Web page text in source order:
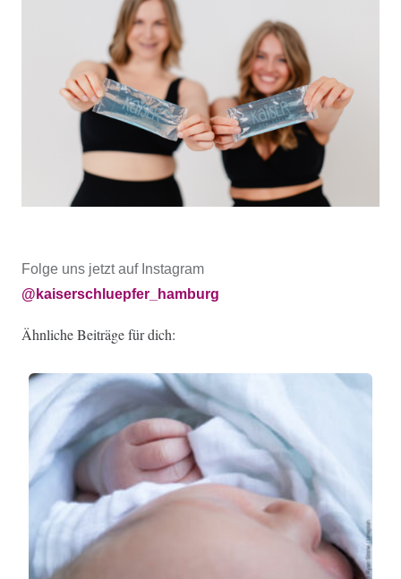
Folge uns jetzt auf Instagram
@kaiserschluepfer_hamburg
Ähnliche Beiträge für dich: